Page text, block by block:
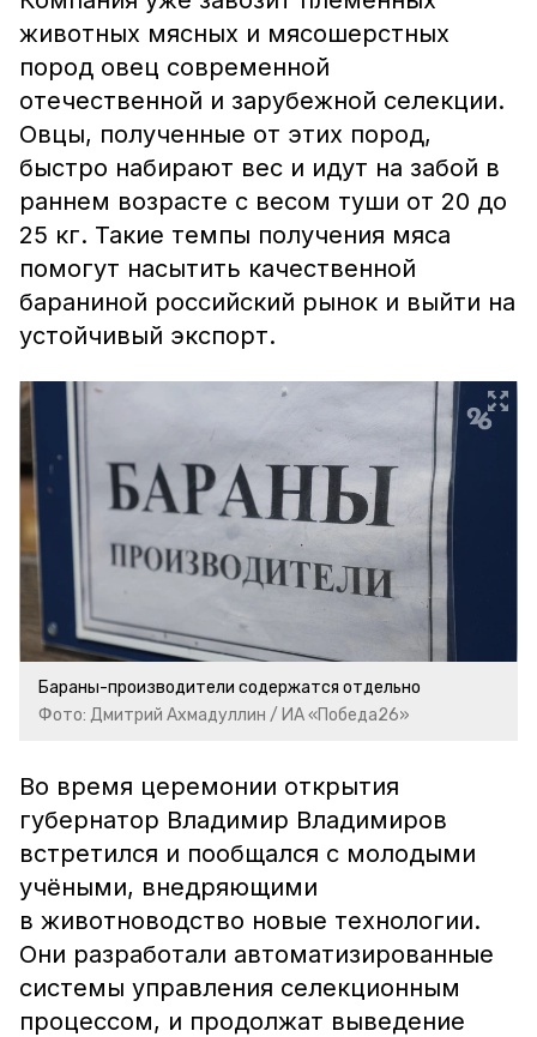
животных мясных и мясошерстных
пород овец современной
отечественной и зарубежной селекции.
Овцы, полученные от этих пород,
быстро набирают вес и идут на забой в
раннем возрасте с весом туши от 20 до
25 кг. Такие темпы получения мяса
помогут насытить качественной
бараниной российский рынок и выйти на
устойчивый экспорт.
Бараны-производители содержатся отдельно
Фото: Дмитрий Ахмадуллин / ИА «Победа26»
Во время церемонии открытия
губернатор Владимир Владимиров
встретился и пообщался с молодыми
учёными, внедряющими
в животноводство новые технологии.
Они разработали автоматизированные
системы управления селекционным
процессом, и продолжат выведение